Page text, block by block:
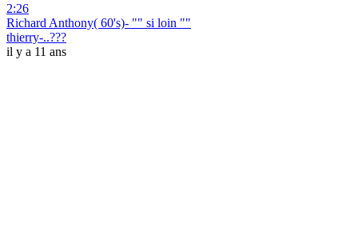
2:26
Richard Anthony( 60's)- "" si loin ""
thierry-..???
il y a 11 ans